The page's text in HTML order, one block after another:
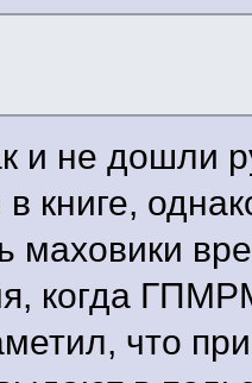
и не дошли
книге,
маховики
когда
что